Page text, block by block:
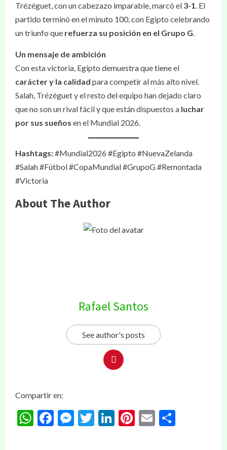
Trézéguet, con un cabezazo imparable, marcó el 3-1. El
partido terminó en el minuto 100, con Egipto celebrando
un triunfo que refuerza su posición en el Grupo G.
Un mensaje de ambición
Con esta victoria, Egipto demuestra que tiene el
carácter y la calidad para competir al más alto nivel.
Salah, Trézéguet y el resto del equipo han dejado claro
que no son un rival fácil y que están dispuestos a luchar
por sus sueños en el Mundial 2026.
Hashtags:#Mundial2026 #Egipto #NuevaZelanda
#Salah #Fútbol #CopaMundial #GrupoG #Remontada
#Victoria
About The Author
Rafael Santos
See author's posts
Compartir en:
WhatsApp
Facebook
Messenger
Twitter
LinkedIn
Pinterest
Email